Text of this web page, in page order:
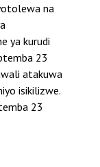
na
ya kurudi
23
atakuwa
isikilizwe.
23